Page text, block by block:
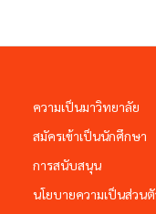
ความเป็นมาวิทยาลัย
สมัครเข้าเป็นนักศึกษา
การสนับสนุน
นโยบายความเป็นส่วน